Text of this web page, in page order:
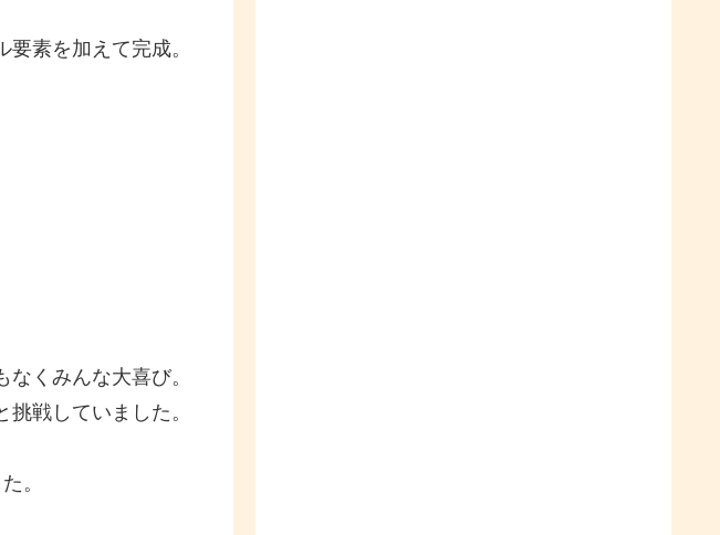
素を加えて完成。
くみんな大喜び。
戦していました。
。